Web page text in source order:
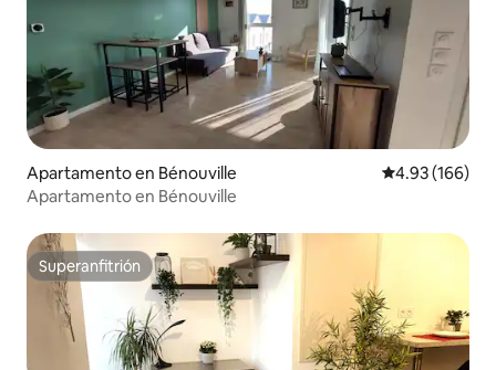
Apartamento en Bénouville Calificación
4.93 (166)
Apartamento en Bénouville
Superanfitrión
Superanfitrión